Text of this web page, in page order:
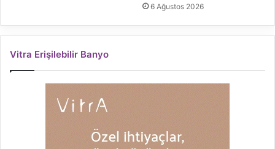
6 Ağustos 2026
Vitra Erişilebilir Banyo